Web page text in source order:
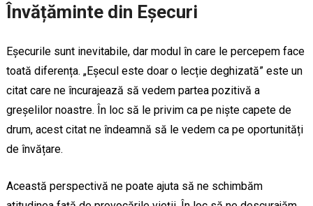
Învățăminte din Eșecuri
Eșecurile sunt inevitabile, dar modul în care le percepem face
toată diferența. „Eșecul este doar o lecție deghizată” este un
citat care ne încurajează să vedem partea pozitivă a
greșelilor noastre. În loc să le privim ca pe niște capete de
drum, acest citat ne îndeamnă să le vedem ca pe oportunități
de învățare.
Această perspectivă ne poate ajuta să ne schimbăm